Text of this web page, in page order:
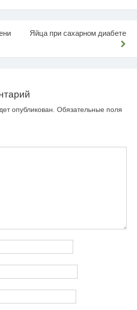
Яйца при сахарном диабете
опубликован. Обязательные поля